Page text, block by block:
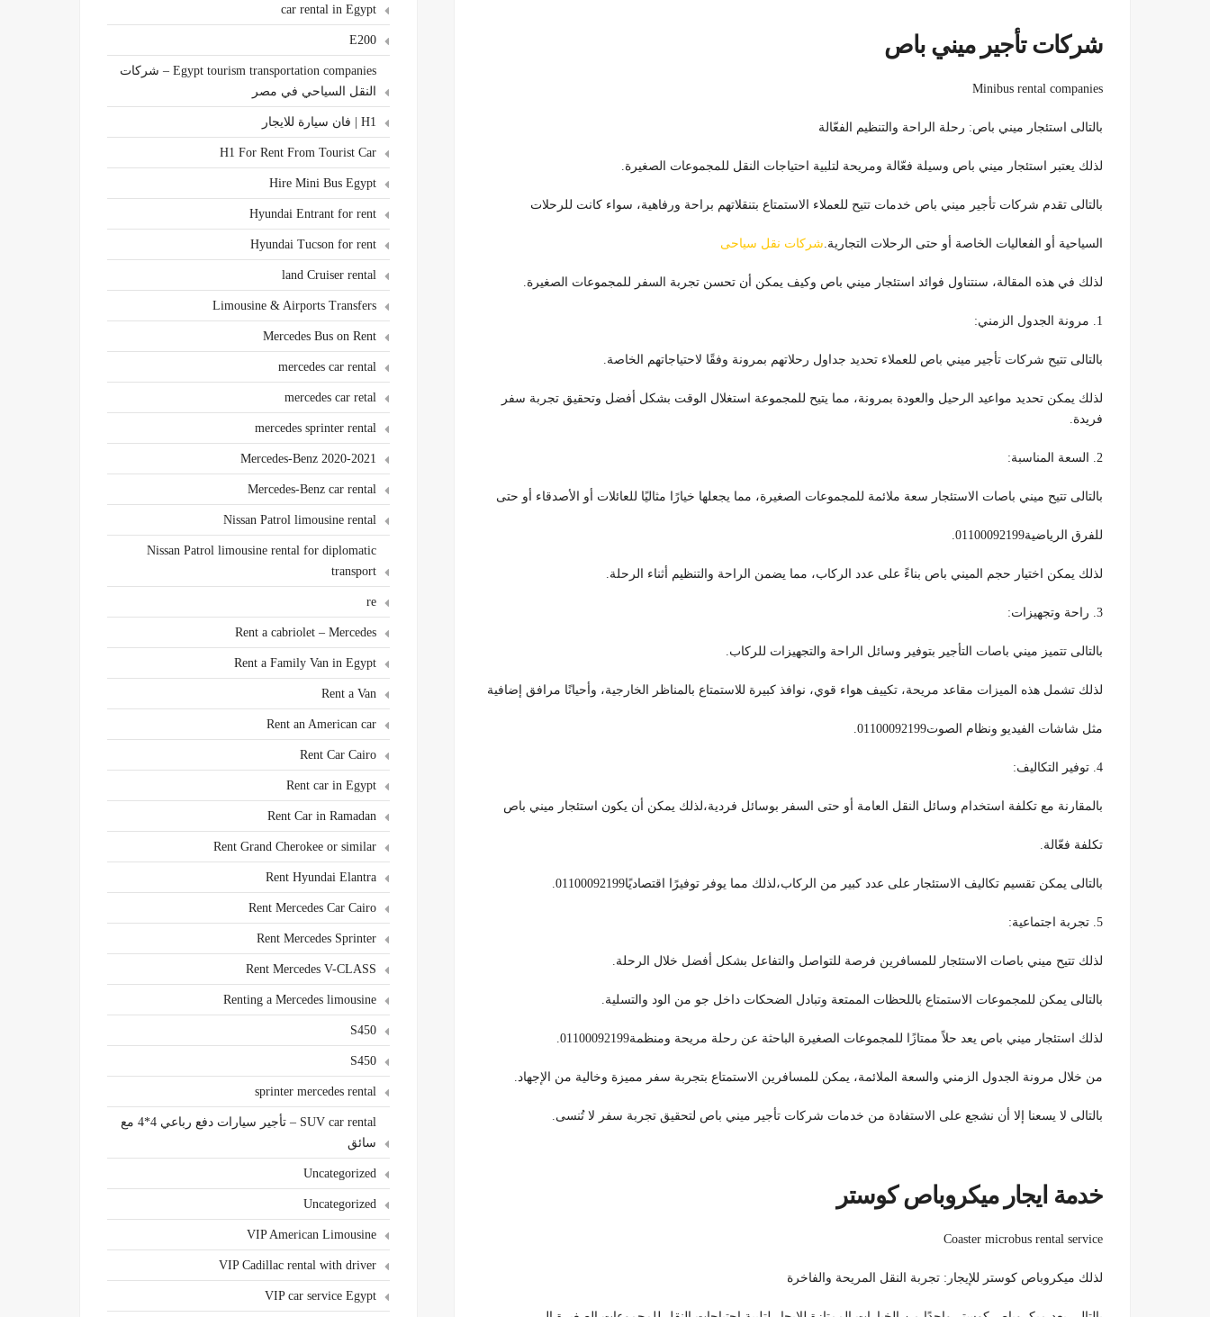
شركات تأجير ميني باص
Minibus rental companies
بالتالى استئجار ميني باص: رحلة الراحة والتنظيم الفعّالة
لذلك يعتبر استئجار ميني باص وسيلة فعّالة ومريحة لتلبية احتياجات النقل للمجموعات الصغيرة.
بالتالى تقدم شركات تأجير ميني باص خدمات تتيح للعملاء الاستمتاع بتنقلاتهم براحة ورفاهية، سواء كانت للرحلات
السياحية أو الفعاليات الخاصة أو حتى الرحلات التجارية.شركات نقل سياحى
لذلك في هذه المقالة، سنتناول فوائد استئجار ميني باص وكيف يمكن أن تحسن تجربة السفر للمجموعات الصغيرة.
1. مرونة الجدول الزمني:
بالتالى تتيح شركات تأجير ميني باص للعملاء تحديد جداول رحلاتهم بمرونة وفقًا لاحتياجاتهم الخاصة.
لذلك يمكن تحديد مواعيد الرحيل والعودة بمرونة، مما يتيح للمجموعة استغلال الوقت بشكل أفضل وتحقيق تجربة سفر
فريدة.
2. السعة المناسبة:
بالتالى تتيح ميني باصات الاستئجار سعة ملائمة للمجموعات الصغيرة، مما يجعلها خيارًا مثاليًا للعائلات أو الأصدقاء أو حتى
للفرق الرياضية01100092199.
لذلك يمكن اختيار حجم الميني باص بناءً على عدد الركاب، مما يضمن الراحة والتنظيم أثناء الرحلة.
3. راحة وتجهيزات:
بالتالى تتميز ميني باصات التأجير بتوفير وسائل الراحة والتجهيزات للركاب.
لذلك تشمل هذه الميزات مقاعد مريحة، تكييف هواء قوي، نوافذ كبيرة للاستمتاع بالمناظر الخارجية، وأحيانًا مرافق إضافية
مثل شاشات الفيديو ونظام الصوت01100092199.
4. توفير التكاليف:
بالمقارنة مع تكلفة استخدام وسائل النقل العامة أو حتى السفر بوسائل فردية،لذلك يمكن أن يكون استئجار ميني باص
تكلفة فعّالة.
بالتالى يمكن تقسيم تكاليف الاستئجار على عدد كبير من الركاب،لذلك مما يوفر توفيرًا اقتصاديًا01100092199.
5. تجربة اجتماعية:
لذلك تتيح ميني باصات الاستئجار للمسافرين فرصة للتواصل والتفاعل بشكل أفضل خلال الرحلة.
بالتالى يمكن للمجموعات الاستمتاع باللحظات الممتعة وتبادل الضحكات داخل جو من الود والتسلية.
لذلك استئجار ميني باص يعد حلاً ممتازًا للمجموعات الصغيرة الباحثة عن رحلة مريحة ومنظمة01100092199.
من خلال مرونة الجدول الزمني والسعة الملائمة، يمكن للمسافرين الاستمتاع بتجربة سفر مميزة وخالية من الإجهاد.
بالتالى لا يسعنا إلا أن نشجع على الاستفادة من خدمات شركات تأجير ميني باص لتحقيق تجربة سفر لا تُنسى.
خدمة ايجار ميكروباص كوستر
Coaster microbus rental service
لذلك ميكروباص كوستر للإيجار: تجربة النقل المريحة والفاخرة
car rental in Egypt
E200
Egypt tourism transportation companies – شركات
النقل السياحي في مصر
H1 | فان سيارة للايجار
H1 For Rent From Tourist Car
Hire Mini Bus Egypt
Hyundai Entrant for rent
Hyundai Tucson for rent
land Cruiser rental
Limousine & Airports Transfers
Mercedes Bus on Rent
mercedes car rental
mercedes car retal
mercedes sprinter rental
Mercedes-Benz 2020-2021
Mercedes-Benz car rental
Nissan Patrol limousine rental
Nissan Patrol limousine rental for diplomatic
transport
re
Rent a cabriolet – Mercedes
Rent a Family Van in Egypt
Rent a Van
Rent an American car
Rent Car Cairo
Rent car in Egypt
Rent Car in Ramadan
Rent Grand Cherokee or similar
Rent Hyundai Elantra
Rent Mercedes Car Cairo
Rent Mercedes Sprinter
Rent Mercedes V-CLASS
Renting a Mercedes limousine
S450
S450
sprinter mercedes rental
SUV car rental – تأجير سيارات دفع رباعي 4*4 مع
سائق
Uncategorized
Uncategorized
VIP American Limousine
VIP Cadillac rental with driver
VIP car service Egypt